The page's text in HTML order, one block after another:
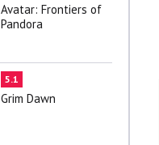
Avatar: Frontiers of
Pandora
5.1
Grim Dawn